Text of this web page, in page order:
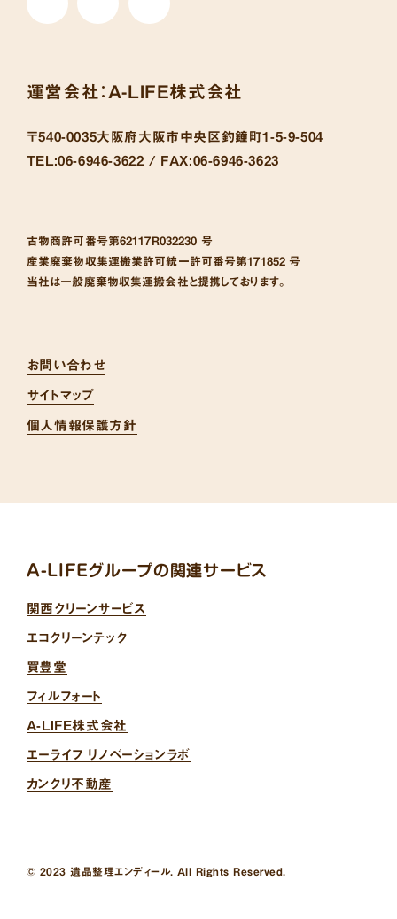
運営会社： A-LIFE株式会社
〒540-0035大阪府大阪市中央区釣鐘町1-5-9-504
TEL:06-6946-3622 / FAX:06-6946-3623
古物商許可番号第62117R032230 号
産業廃棄物収集運搬業許可統一許可番号第171852 号
当社は一般廃棄物収集運搬会社と提携しております。
お問い合わせ
サイトマップ
個人情報保護方針
A-LIFEグループの関連サービス
関西クリーンサービス
エコクリーンテック
買豊堂
フィルフォート
A-LIFE株式会社
エーライフ リノベーションラボ
カンクリ不動産
© 2023 遺品整理エンディール. All Rights Reserved.